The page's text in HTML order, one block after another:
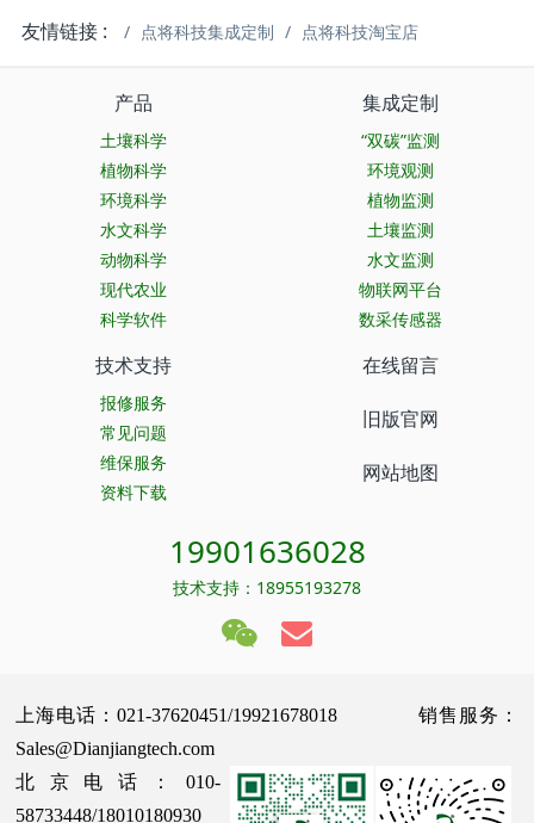
友情链接 : 点将科技集成定制 点将科技淘宝店
产品
土壤科学
植物科学
环境科学
水文科学
动物科学
现代农业
科学软件
集成定制
“双碳”监测
环境观测
植物监测
土壤监测
水文监测
物联网平台
数采传感器
技术支持
报修服务
常见问题
维保服务
资料下载
在线留言
旧版官网
网站地图
19901636028
技术支持：18955193278
上海电话：021-37620451/19921678018 销售服务：
Sales@Dianjiangtech.com
北京电话：010-
58733448/18010180930